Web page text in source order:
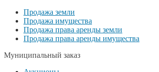
Продажа земли
Продажа имущества
Продажа права аренды земли
Продажа права аренды имущества
Муниципальный заказ